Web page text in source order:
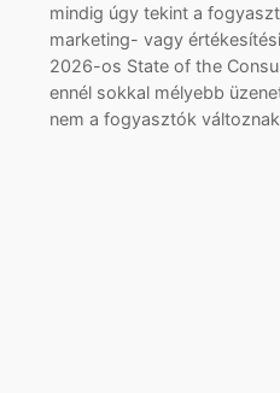
mindig úgy tekint a
marketing- vagy
2026-os State of the
ennél sokkal mélyebb
nem a fogyasztók